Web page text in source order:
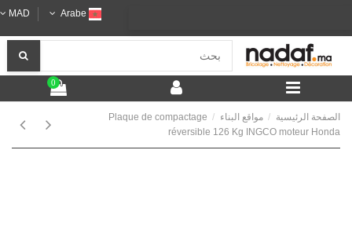
Arabe
MAD
0
الصفحة الرئيسية مواقع البناء
Plaque de compactage
réversible 126 Kg INGCO moteur Honda